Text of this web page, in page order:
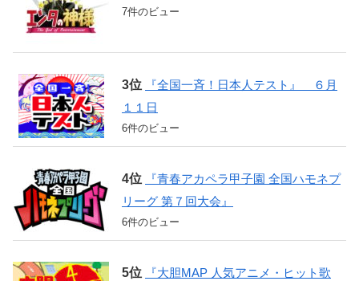
7件のビュー
『全国一斉！日本人テスト』 ６月
１１日
6件のビュー
『青春アカペラ甲子園 全国ハモネプ
リーグ 第７回大会』
6件のビュー
『大胆MAP 人気アニメ・ヒット歌